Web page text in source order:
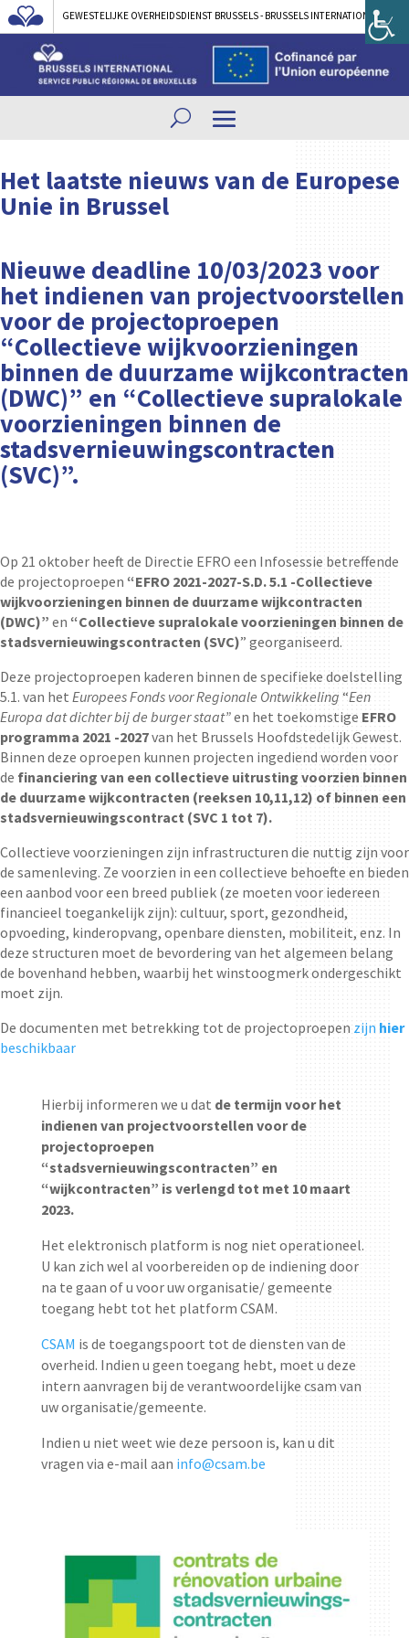
GEWESTELIJKE OVERHEIDSDIENST BRUSSELS - BRUSSELS INTERNATIONAL
Het laatste nieuws van de Europese
Unie in Brussel
Nieuwe deadline 10/03/2023 voor
het indienen van projectvoorstellen
voor de projectoproepen
“Collectieve wijkvoorzieningen
binnen de duurzame wijkcontracten
(DWC)” en “Collectieve supralokale
voorzieningen binnen de
stadsvernieuwingscontracten
(SVC)”.
Op 21 oktober heeft de Directie EFRO een Infosessie betreffende
de projectoproepen “EFRO 2021-2027-S.D. 5.1 -Collectieve
wijkvoorzieningen binnen de duurzame wijkcontracten
(DWC)” en “Collectieve supralokale voorzieningen binnen de
stadsvernieuwingscontracten (SVC)” georganiseerd.
Deze projectoproepen kaderen binnen de specifieke doelstelling
5.1. van het Europees Fonds voor Regionale Ontwikkeling “Een
Europa dat dichter bij de burger staat”en het toekomstigeEFRO
programma 2021 -2027van het Brussels Hoofdstedelijk Gewest.
Binnen deze oproepen kunnen projecten ingediend worden voor
de financiering van een collectieve uitrusting voorzien binnen
de duurzame wijkcontracten (reeksen 10,11,12) of binnen een
stadsvernieuwingscontract (SVC 1 tot 7).
Collectieve voorzieningen zijn infrastructuren die nuttig zijn voor
de samenleving. Ze voorzien in een collectieve behoefte en bieden
een aanbod voor een breed publiek (ze moeten voor iedereen
financieel toegankelijk zijn): cultuur, sport, gezondheid,
opvoeding, kinderopvang, openbare diensten, mobiliteit, enz. In
deze structuren moet de bevordering van het algemeen belang
de bovenhand hebben, waarbij het winstoogmerk ondergeschikt
moet zijn.
De documenten met betrekking tot de projectoproepenzijn hier
beschikbaar
Hierbij informeren we u dat de termijn voor het
indienen van projectvoorstellen voor de
projectoproepen
“stadsvernieuwingscontracten” en
“wijkcontracten” is verlengd tot met 10 maart
2023.
Het elektronisch platform is nog niet operationeel.
U kan zich wel al voorbereiden op de indiening door
na te gaan of u voor uw organisatie/ gemeente
toegang hebt tot het platform CSAM.
CSAM is de toegangspoort tot de diensten van de
overheid. Indien u geen toegang hebt, moet u deze
intern aanvragen bij de verantwoordelijke csam van
uw organisatie/gemeente.
Indien u niet weet wie deze persoon is, kan u dit
vragen via e-mail aan info@csam.be